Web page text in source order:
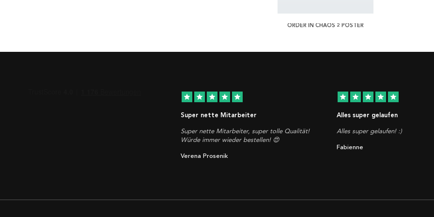
ORDER IN CHAOS 2 POSTER
star star star star star
Super nette Mitarbeiter
Super nette Mitarbeiter, super tolle Qualität!
Würde immer wieder bestellen! 😍
Verena Prosenik
star star star star star
Alles super gelaufen
Alles super gelaufen! :)
Fabienne